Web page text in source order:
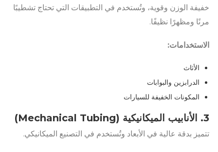
خفيفة الوزن وقوية، وتُستخدم في التطبيقات التي تحتاج تشطيبًا
مرنًا ومظهرًا نظيفًا.
الاستخدامات:
الأثاث
الدرابزين والبوابات
المكونات الخفيفة للسيارات
3. الأنابيب الميكانيكية (Mechanical Tubing)
تتميز بدقة عالية في الأبعاد وتُستخدم في التصنيع الميكانيكي.